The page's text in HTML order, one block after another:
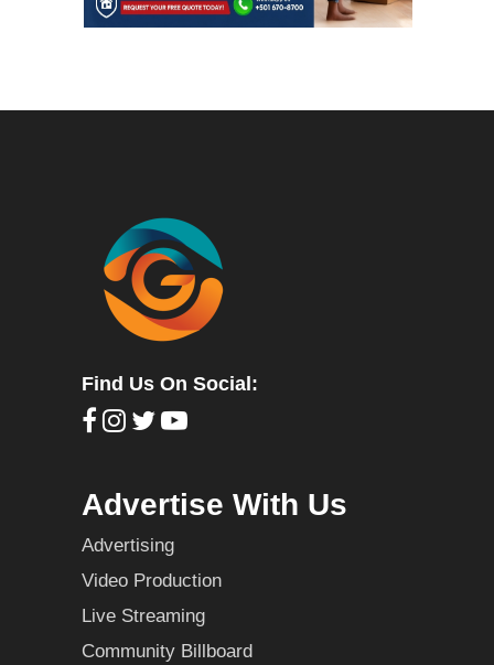
Find Us On Social:
Advertise With Us
Advertising
Video Production
Live Streaming
Community Billboard